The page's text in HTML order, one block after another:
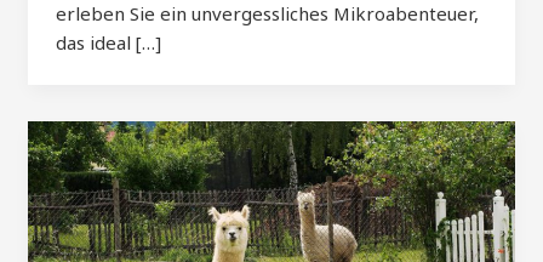
erleben Sie ein unvergessliches Mikroabenteuer,
das ideal […]